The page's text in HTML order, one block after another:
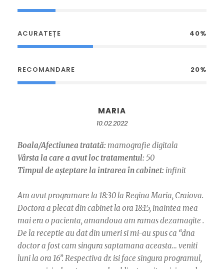
ACURATEȚE 40%
RECOMANDARE 20%
MARIA
10.02.2022
Boala/Afectiunea tratată: mamografie digitala
Vârsta la care a avut loc tratamentul: 50
Timpul de așteptare la intrarea în cabinet: infinit
Am avut programare la 18:30 la Regina Maria, Craiova.
Doctora a plecat din cabinet la ora 18:15, inaintea mea
mai era o pacienta, amandoua am ramas dezamagite .
De la receptie au dat din umeri si mi-au spus ca “dna
doctor a fost cam singura saptamana aceasta… veniti
luni la ora 16”. Respectiva dr. isi face singura programul,